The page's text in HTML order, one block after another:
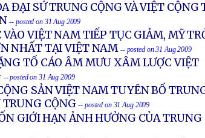
ĐẠI SỨ TRUNG CỘNG VÀ VIỆT CỘNG
-- posted on 31 Aug 2009
VIỆT NAM TIẾP TỤC GIẢM, MỸ
NHẤT TẠI VIỆT NAM -- posted on 31 Aug 2009
TỐ CÁO ÂM MƯU XÂM LƯỢC VIỆT
-- posted on 31 Aug 2009
SẢN VIỆT NAM TUYÊN BỐ
CỘNG -- posted on 31 Aug 2009
GIỚI HẠN ẢNH HƯỞNG CỦA TRUNG